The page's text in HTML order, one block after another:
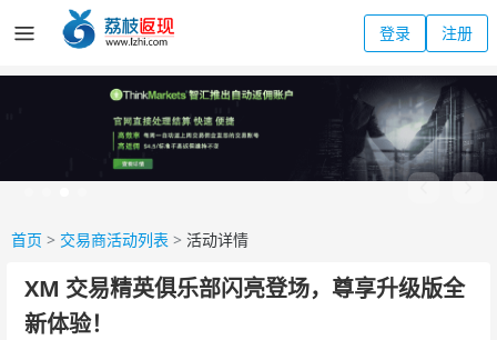
登录 注册
首页 > 交易商活动列表 > 活动详情
XM 交易精英俱乐部闪亮登场，尊享升级版全
新体验！